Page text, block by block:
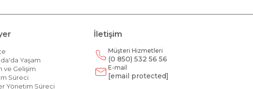
Yaşam
ve Gelişim
Süreci
Yönetim Süreci
İletişim
Müşteri Hizmetleri
(0 850) 532 56 56
E-mail
[email protected]